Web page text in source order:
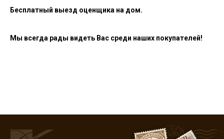
Бесплатный выезд оценщика на дом.
Мы всегда рады видеть Вас среди наших покупателей!